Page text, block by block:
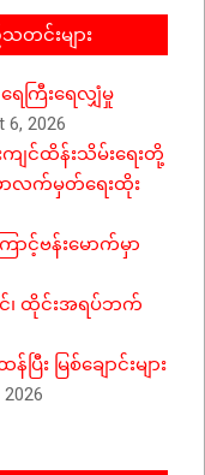
င်းများ
ကြီးရေလျှံမှု
6, 2026
ျင်ထိန်းသိမ်းရေးတို့
ာလက်မှတ်ရေးထိုး
ာင့်ဗန်းမောက်မှာ
င်၊ ထိုင်းအရပ်ဘက်
မြစ်ချောင်းများ